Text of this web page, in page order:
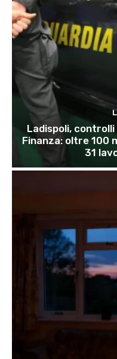
Ladispoli,
Finanza: oltre 100
31